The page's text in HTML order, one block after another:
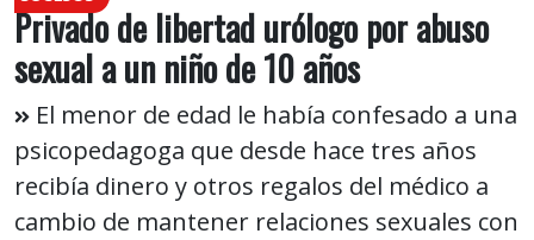
Privado de libertad urólogo por abuso
sexual a un niño de 10 años
El menor de edad le había confesado a una
psicopedagoga que desde hace tres años
recibía dinero y otros regalos del médico a
cambio de mantener relaciones sexuales con